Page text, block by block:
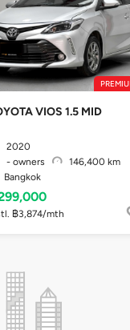
VIOS 1.5 MID
2020
- owners
146,400 km
Bangkok
฿3,874/mth